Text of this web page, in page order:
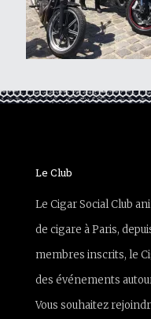
Le Club
Le Cigar Social Club
de cigare à Paris,
membres inscrits, le
des événements
Vous souhaitez